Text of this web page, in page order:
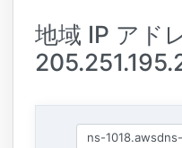
地域 IP アド